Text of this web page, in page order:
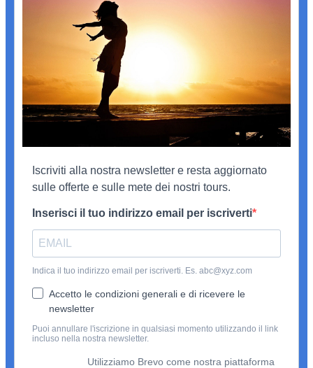
Iscriviti alla nostra newsletter e resta aggiornato
sulle offerte e sulle mete dei nostri tours.
Inserisci il tuo indirizzo email per iscriverti
Indica il tuo indirizzo email per iscriverti. Es. abc@xyz.com
Accetto le condizioni generali e di ricevere le
newsletter
Puoi annullare l'iscrizione in qualsiasi momento utilizzando il link
incluso nella nostra newsletter.
Utilizziamo Brevo come nostra piattaforma